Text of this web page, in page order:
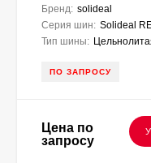
Бренд: solideal
Серия шин: Solideal
Тип шины:
ПО ЗАПРОСУ
Цена по
запросу